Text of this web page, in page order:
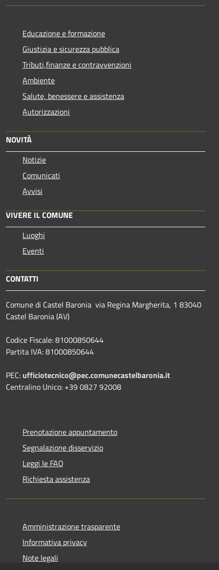
Educazione e formazione
Giustizia e sicurezza pubblica
Tributi,finanze e contravvenzioni
Ambiente
Salute, benessere e assistenza
Autorizzazioni
NOVITÀ
Notizie
Comunicati
Avvisi
VIVERE IL COMUNE
Luoghi
Eventi
CONTATTI
Comune di Castel Baronia via Regina Margherita, 1 83040
Castel Baronia (AV)
Codice Fiscale: 81000850644
Partita IVA: 81000850644
PEC: ufficiotecnico@pec.comunecastelbaronia.it
Centralino Unico: +39 0827 92008
Prenotazione appuntamento
Segnalazione disservizio
Leggi le FAQ
Richiesta assistenza
Amministrazione trasparente
Informativa privacy
Note legali